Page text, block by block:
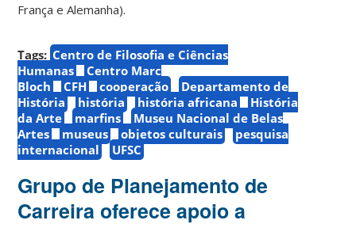
França e Alemanha).
Tags: Centro de Filosofia e Ciências
Humanas
Centro Marc
Bloch
CFH cooperação
Departamento de
História
história história africana
História
da Arte
marfins
Museu Nacional de Belas
Artes
museus objetos culturais
pesquisa
internacional
UFSC
Grupo de Planejamento de
Carreira oferece apoio a